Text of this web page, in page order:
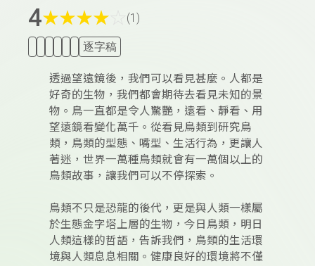
4★★★★ (1)
逐字稿
透過望遠鏡後，我們可以看見甚麼。人都是
好奇的生物，我們都會期待去看見未知的景
物。鳥一直都是令人驚艷，遠看、靜看、用
望遠鏡看變化萬千。從看見鳥類到研究鳥
類，鳥類的型態、嘴型、生活行為，更讓人
著迷，世界一萬種鳥類就會有一萬個以上的
鳥類故事，讓我們可以不停探索。
鳥類不只是恐龍的後代，更是與人類一樣屬
於生態金字塔上層的生物，今日鳥類，明日
人類這樣的哲語，告訴我們，鳥類的生活環
境與人類息息相關。健康良好的環境將不僅